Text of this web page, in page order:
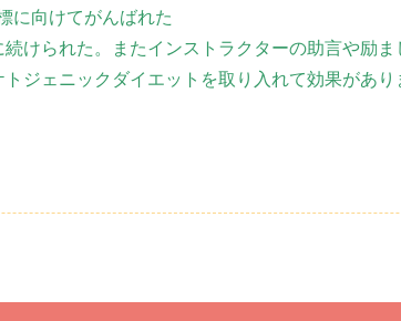
に向けてがんばれた
続けられた。またインストラクターの助言や励ま
トジェニックダイエットを取り入れて効果があ